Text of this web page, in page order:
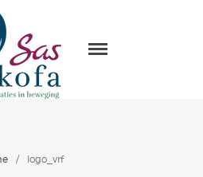
Home
Trainingen en Masterclasses
Sas Sankofa
/ logo_vrf